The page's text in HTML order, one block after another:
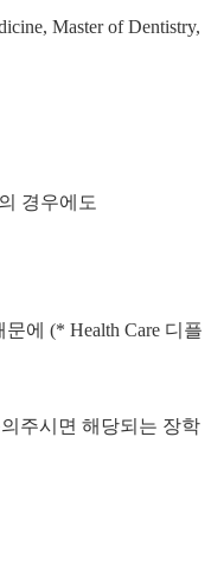
Master of Dentistry,
경우에도
에 (* Health Care 디플
주시면 해당되는 장학